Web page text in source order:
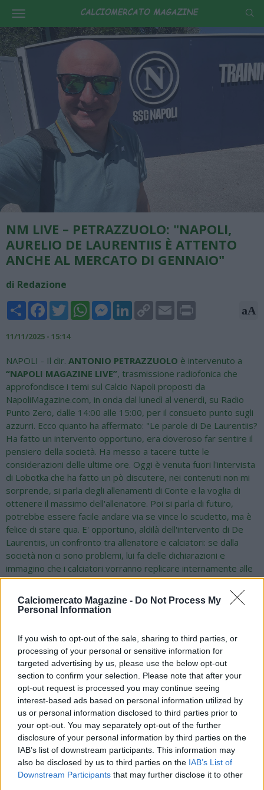
Calciomercato Magazine - Do Not Process My
Personal Information
If you wish to opt-out of the sale, sharing to third parties, or
processing of your personal or sensitive information for
targeted advertising by us, please use the below opt-out
section to confirm your selection. Please note that after your
opt-out request is processed you may continue seeing
interest-based ads based on personal information utilized by
us or personal information disclosed to third parties prior to
your opt-out. You may separately opt-out of the further
disclosure of your personal information by third parties on the
IAB’s list of downstream participants. This information may
also be disclosed by us to third parties on the IAB’s List of
Downstream Participants that may further disclose it to other
NM LIVE – PETRAZZUOLO: "NAPOLI,
AURELIO DE LAURENTIIS È ATTENTO
ANCHE AL MERCATO DI GENNAIO"
di Redazione
Share FacebookTwitterWhatsAppMessengerLinkedInCopy
Link
Email aA
11/11/2025 - 15:14
NAPOLI - Il dir. ANTONIO PETRAZZUOLO è intervenuto a
“NAPOLI MAGAZINE LIVE”, trasmissione radiofonica che
approfondisce i temi sul Calcio Napoli proposti da
NapoliMagazine.com, in onda dal lunedì al venerdì, su Radio
Punto Zero, dalle 14:00 alle 15:00, per il consueto punto sugli
azzurri. Ecco quanto ha affermato: "Le parole di De Laurentiis?
Ha fatto un intervento opportuno, era doveroso far sentire il
pensiero della società. Ha messo a tacere tutte le
considerazioni delle ultime ore. Oggi è venuta fuori l'intervista
di Lobotka che ha fatto un pò discutere, nei contenuti non mi
sorprende, si parla degli allenamenti di Conte e la voglia di
ottenere il massimo dell'allenatore. Poi si parla di futuro,
potrebbe essere facile andare via se vince lo scudetto, ma è
felice di stare qua. E' opportuno, aldilà dell'intervento di De
Laurentiis, un confronto tra allenatore e calciatori: se dalla
società non ci sono problemi, lui fa delle dichiarazioni e
immagino che i calciatori vorranno replicare internamente alle
parole dell'allenatore. Resta una situazione di incertezza, che
è giusto chiarire. Atalanta? Ritroveremo Palladino da
avversario, sarà una bella sfida. Non possiamo sempre
dalla partita successiva a quella contro il Napoli. La scelta Juric
mi aveva sorpreso in sede di prima scelta, non lo vedevo
come successore naturale di Gasperini, non pensavo potesse
avere un tragitto lungo in una squadra che viaggia nei piani alti
della classifica. De Laurentiis è sempre molto attento, anche
al mercato: si parla di un budget da 50 milioni per gennaio e ci
sono i nomi di Chiesa-Norton Cuffy e Atta dell'Udinese. Il
Napoli ne verrà fuori, basta negatività".